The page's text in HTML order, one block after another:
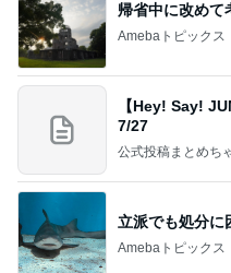
帰省中に改めて
Amebaトピックス
【Hey! Say!
7/27
公式投稿まとめち
立派でも処分に
Amebaトピックス